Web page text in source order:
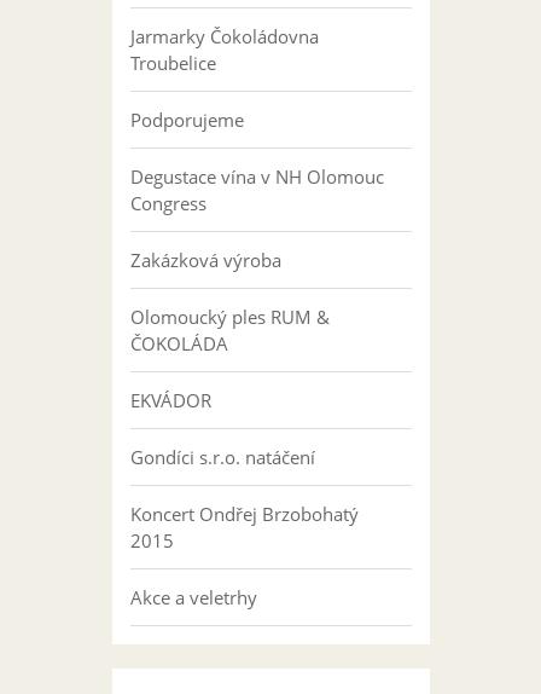
Jarmarky Čokoládovna
Troubelice
Podporujeme
Degustace vína v NH Olomouc
Congress
Zakázková výroba
Olomoucký ples RUM &
ČOKOLÁDA
EKVÁDOR
Gondíci s.r.o. natáčení
Koncert Ondřej Brzobohatý
2015
Akce a veletrhy